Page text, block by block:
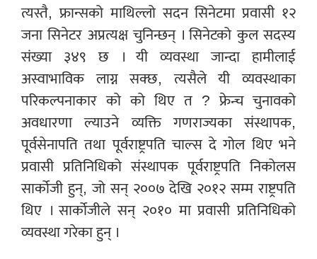
त्यस्तै, फ्रान्सको माथिल्लो सदन सिनेटमा प्रवासी १२
जना सिनेटर अप्रत्यक्ष चुनिन्छन् । सिनेटको कुल सदस्य
संख्या ३४९ छ । यी व्यवस्था जान्दा हामीलाई
अस्वाभाविक लाग्न सक्छ, त्यसैले यी व्यवस्थाका
परिकल्पनाकार को को थिए त ? फ्रेन्च चुनावको
अवधारणा ल्याउने व्यक्ति गणराज्यका संस्थापक,
पूर्वसेनापति तथा पूर्वराष्ट्रपति चाल्स दे गोल थिए भने
प्रवासी प्रतिनिधिको संस्थापक पूर्वराष्ट्रपति निकोलस
सार्कोजी हुन्, जो सन् २००७ देखि २०१२ सम्म राष्ट्रपति
थिए । सार्कोजीले सन् २०१० मा प्रवासी प्रतिनिधिको
व्यवस्था गरेका हुन् ।